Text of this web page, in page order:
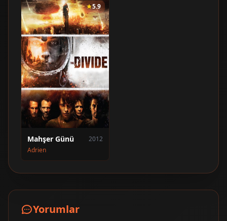
5.9
Mahşer Günü
2012
Adrien
Yorumlar